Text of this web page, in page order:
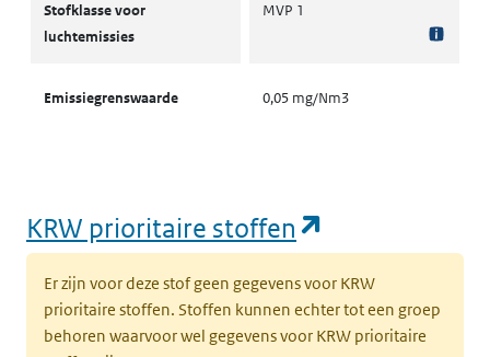
Stofklasse voor
luchtemissies
MVP 1
Emissiegrenswaarde 0,05 mg/Nm3
KRW prioritaire stoffen
Er zijn voor deze stof geen gegevens voor KRW
prioritaire stoffen. Stoffen kunnen echter tot een groep
behoren waarvoor wel gegevens voor KRW prioritaire